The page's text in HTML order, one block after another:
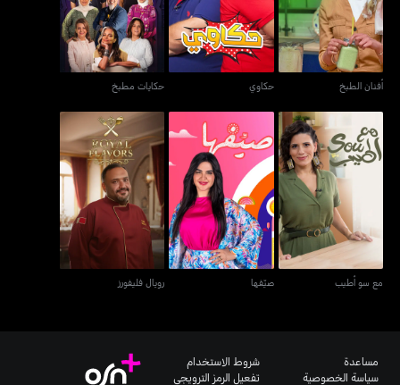
أفنان الطبخ حكاوي حكايات مطبخ
مع سو أطيب
مع سو أطيب
صيّفها
صيّفها
رويال فليفورز
رويال فليفورز
مساعدة
سياسة الخصوصية
شروط الاستخدام
تفعيل الرمز الترويجي